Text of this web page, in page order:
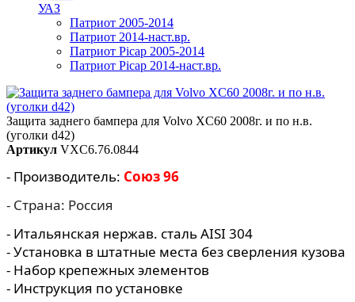
УАЗ
Патриот 2005-2014
Патриот 2014-наст.вр.
Патриот Picap 2005-2014
Патриот Picap 2014-наст.вр.
Защита заднего бампера для Volvo XC60 2008г. и по н.в.
(уголки d42)
Артикул VXC6.76.0844
- Производитель: Союз 96
- Страна: Россия
- Итальянская нержав. сталь AISI 304
- Установка в штатные места без сверления кузова
- Набор крепежных элементов
- Инструкция по установке